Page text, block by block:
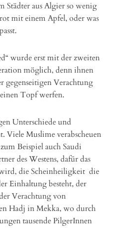
Städter aus Algier so wenig
mit einem Apfel, oder was
wurde erst mit der zweiten
möglich, denn ihnen
gegenseitigen Verachtung
Topf werfen.
Unterschiede und
Viele Muslime verabscheuen
Beispiel auch Saudi
des Westens, dafür das
die Scheinheiligkeit die
Einhaltung besteht, der
Verachtung von
Hadj in Mekka, wo durch
tausende PilgerInnen